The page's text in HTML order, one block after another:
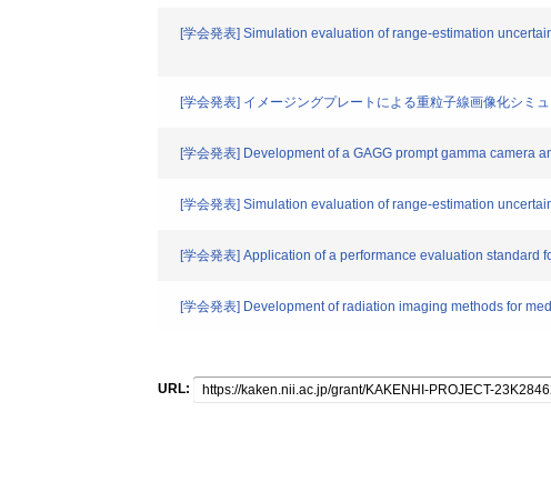
[学会発表] Simulation evaluation of range-estimation
[学会発表] イメージングプレートによる重粒子線画像化シミ
[学会発表] Development of a GAGG prompt gamma camera
[学会発表] Simulation evaluation of range-estimation
[学会発表] Application of a performance evaluation standard
[学会発表] Development of radiation imaging methods for
URL: